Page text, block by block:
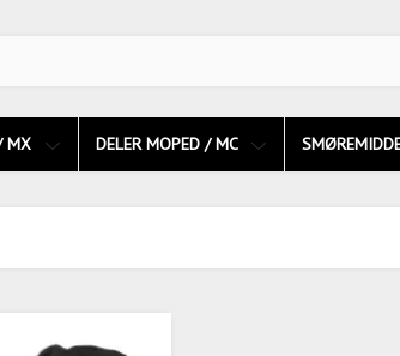
MX DELER MOPED / MC